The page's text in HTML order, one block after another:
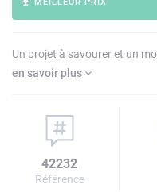
Un projet à savourer et un
en savoir plus
42232
Référence